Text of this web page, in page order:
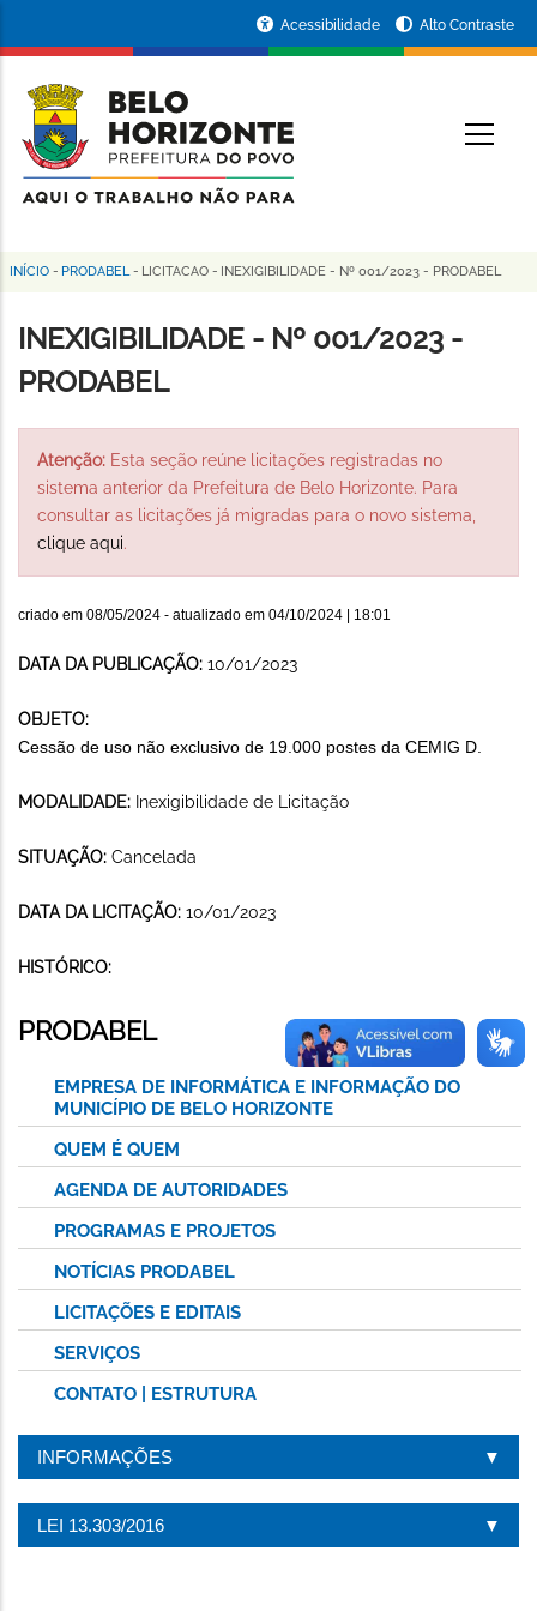
conteúdo
principal
da
Prefeitura
de
Horizonte
Acessibilidade Alto Contraste
Trilha
de
navegação
INÍCIO - PRODABEL - LICITACAO - INEXIGIBILIDADE - Nº 001/2023 - PRODABEL
INEXIGIBILIDADE - Nº 001/2023 -
PRODABEL
Atenção: Esta seção reúne licitações registradas no
sistema anterior da Prefeitura de Belo Horizonte. Para
consultar as licitações já migradas para o novo sistema,
clique aqui.
criado em 08/05/2024 - atualizado em 04/10/2024 | 18:01
DATA DA PUBLICAÇÃO: 10/01/2023
OBJETO:
Cessão de uso não exclusivo de 19.000 postes da CEMIG D.
MODALIDADE: Inexigibilidade de Licitação
SITUAÇÃO: Cancelada
DATA DA LICITAÇÃO: 10/01/2023
HISTÓRICO:
PRODABEL
EMPRESA DE INFORMÁTICA E INFORMAÇÃO DO
MUNICÍPIO DE BELO HORIZONTE
QUEM É QUEM
AGENDA DE AUTORIDADES
PROGRAMAS E PROJETOS
NOTÍCIAS PRODABEL
LICITAÇÕES E EDITAIS
SERVIÇOS
CONTATO | ESTRUTURA
INFORMAÇÕES
LEI 13.303/2016